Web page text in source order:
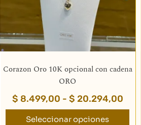
Corazon Oro 10K opcional con cadena
ORO
$ 8.499,00 - $ 20.294,00
Seleccionar opciones
se
pueden
en
la
página
de